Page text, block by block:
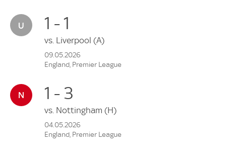
1 - 1
vs. Liverpool (A)
09.05.2026
England, Premier League
1 - 3
vs. Nottingham (H)
04.05.2026
England, Premier League